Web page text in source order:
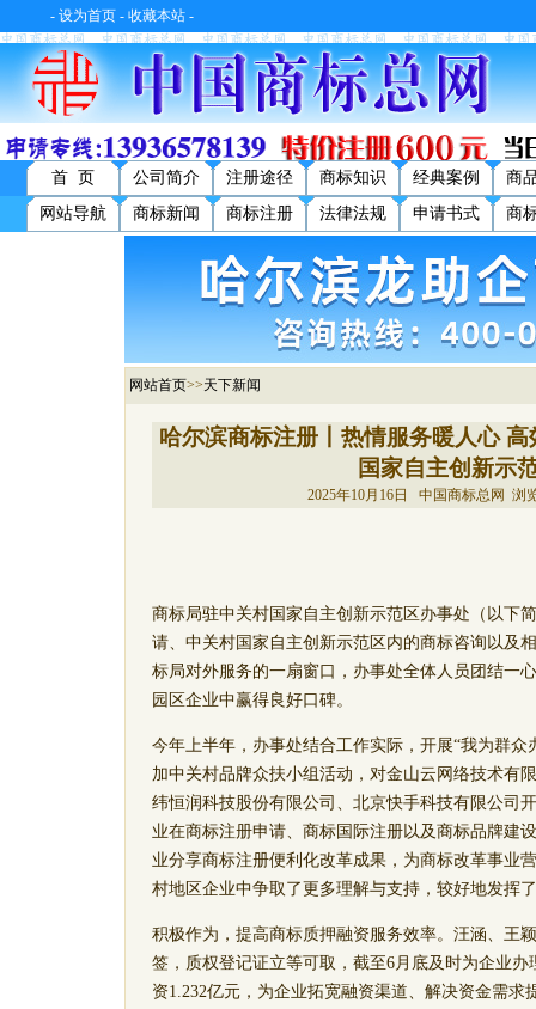
- 设为首页 - 收藏本站 -
首 页 公司简介 注册途径 商标知识 经典案例
商
网站导航
商标新闻 商标注册 法律法规 申请书式 商
网站首页>>天下新闻
哈尔滨商标注册丨热情服务暖人心
国家自主创新示
2025年10月16日 中国商标总网 浏
商标局驻中关村国家自主创新示范区办事处（以下
请、中关村国家自主创新示范区内的商标咨询以及
标局对外服务的一扇窗口，办事处全体人员团结一
园区企业中赢得良好口碑。
今年上半年，办事处结合工作实际，开展“我为群众
加中关村品牌众扶小组活动，对金山云网络技术有
纬恒润科技股份有限公司、北京快手科技有限公司
业在商标注册申请、商标国际注册以及商标品牌建
业分享商标注册便利化改革成果，为商标改革事业
村地区企业中争取了更多理解与支持，较好地发挥
积极作为，提高商标质押融资服务效率。 汪涵、王
签，质权登记证立等可取，截至6月底及时为企业
资1.232亿元，为企业拓宽融资渠道、解决资金需